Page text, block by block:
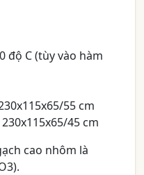
độ C (tùy vào hàm
55 cm
45 cm
cao nhôm là